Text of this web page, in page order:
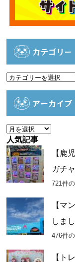
カテゴリー
カ
アーカイブ
ア
ー
カ
イ
ブ
人気記事
【鹿
ガチ
721件
【マ
しま
476件
【ト